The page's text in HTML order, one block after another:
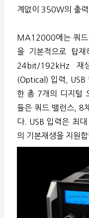
계없이 350W의 출력
MA12000에는 쿼
을 기본적으로 탑
24bit/192kHz 재
(Optical) 입력, USB
한 총 7개의 디지털
듈은 쿼드 밸런스, 8
다. USB 입력은 최
의 기본재생을 지원합